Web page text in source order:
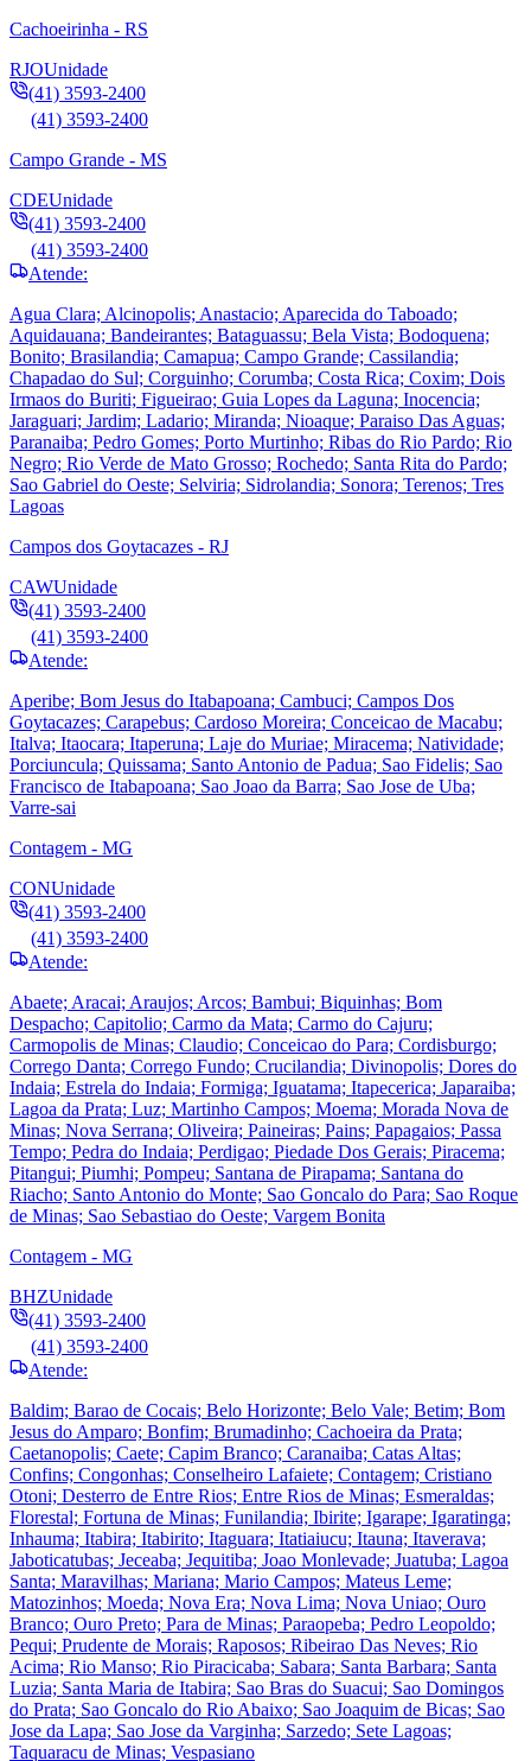
Cachoeirinha - RS
RJOUnidade
(41) 3593-2400
(41) 3593-2400
Campo Grande - MS
CDEUnidade
(41) 3593-2400
(41) 3593-2400
Atende:
Agua Clara; Alcinopolis; Anastacio; Aparecida do Taboado;
Aquidauana; Bandeirantes; Bataguassu; Bela Vista; Bodoquena;
Bonito; Brasilandia; Camapua; Campo Grande; Cassilandia;
Chapadao do Sul; Corguinho; Corumba; Costa Rica; Coxim; Dois
Irmaos do Buriti; Figueirao; Guia Lopes da Laguna; Inocencia;
Jaraguari; Jardim; Ladario; Miranda; Nioaque; Paraiso Das Aguas;
Paranaiba; Pedro Gomes; Porto Murtinho; Ribas do Rio Pardo; Rio
Negro; Rio Verde de Mato Grosso; Rochedo; Santa Rita do Pardo;
Sao Gabriel do Oeste; Selviria; Sidrolandia; Sonora; Terenos; Tres
Lagoas
Campos dos Goytacazes - RJ
CAWUnidade
(41) 3593-2400
(41) 3593-2400
Atende:
Aperibe; Bom Jesus do Itabapoana; Cambuci; Campos Dos
Goytacazes; Carapebus; Cardoso Moreira; Conceicao de Macabu;
Italva; Itaocara; Itaperuna; Laje do Muriae; Miracema; Natividade;
Porciuncula; Quissama; Santo Antonio de Padua; Sao Fidelis; Sao
Francisco de Itabapoana; Sao Joao da Barra; Sao Jose de Uba;
Varre-sai
Contagem - MG
CONUnidade
(41) 3593-2400
(41) 3593-2400
Atende:
Abaete; Aracai; Araujos; Arcos; Bambui; Biquinhas; Bom
Despacho; Capitolio; Carmo da Mata; Carmo do Cajuru;
Carmopolis de Minas; Claudio; Conceicao do Para; Cordisburgo;
Corrego Danta; Corrego Fundo; Crucilandia; Divinopolis; Dores do
Indaia; Estrela do Indaia; Formiga; Iguatama; Itapecerica; Japaraiba;
Lagoa da Prata; Luz; Martinho Campos; Moema; Morada Nova de
Minas; Nova Serrana; Oliveira; Paineiras; Pains; Papagaios; Passa
Tempo; Pedra do Indaia; Perdigao; Piedade Dos Gerais; Piracema;
Pitangui; Piumhi; Pompeu; Santana de Pirapama; Santana do
Riacho; Santo Antonio do Monte; Sao Goncalo do Para; Sao Roque
de Minas; Sao Sebastiao do Oeste; Vargem Bonita
Contagem - MG
BHZUnidade
(41) 3593-2400
(41) 3593-2400
Atende:
Baldim; Barao de Cocais; Belo Horizonte; Belo Vale; Betim; Bom
Jesus do Amparo; Bonfim; Brumadinho; Cachoeira da Prata;
Caetanopolis; Caete; Capim Branco; Caranaiba; Catas Altas;
Confins; Congonhas; Conselheiro Lafaiete; Contagem; Cristiano
Otoni; Desterro de Entre Rios; Entre Rios de Minas; Esmeraldas;
Florestal; Fortuna de Minas; Funilandia; Ibirite; Igarape; Igaratinga;
Inhauma; Itabira; Itabirito; Itaguara; Itatiaiucu; Itauna; Itaverava;
Jaboticatubas; Jeceaba; Jequitiba; Joao Monlevade; Juatuba; Lagoa
Santa; Maravilhas; Mariana; Mario Campos; Mateus Leme;
Matozinhos; Moeda; Nova Era; Nova Lima; Nova Uniao; Ouro
Branco; Ouro Preto; Para de Minas; Paraopeba; Pedro Leopoldo;
Pequi; Prudente de Morais; Raposos; Ribeirao Das Neves; Rio
Acima; Rio Manso; Rio Piracicaba; Sabara; Santa Barbara; Santa
Luzia; Santa Maria de Itabira; Sao Bras do Suacui; Sao Domingos
do Prata; Sao Goncalo do Rio Abaixo; Sao Joaquim de Bicas; Sao
Jose da Lapa; Sao Jose da Varginha; Sarzedo; Sete Lagoas;
Taquaracu de Minas; Vespasiano